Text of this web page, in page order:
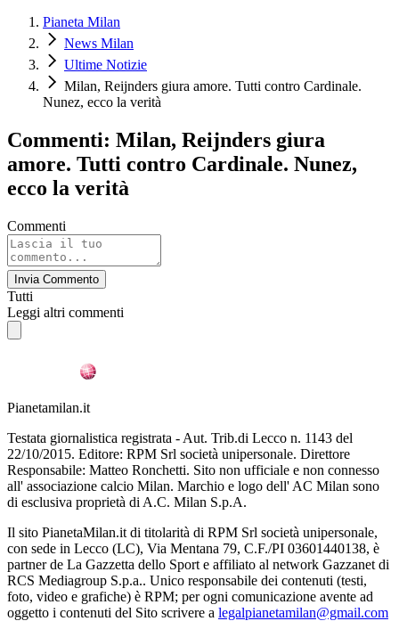
Pianeta Milan
News Milan
Ultime Notizie
Milan, Reijnders giura amore. Tutti contro Cardinale.
Nunez, ecco la verità
Commenti: Milan, Reijnders giura
amore. Tutti contro Cardinale. Nunez,
ecco la verità
Commenti
Invia Commento
Tutti
Leggi altri commenti
Pianetamilan.it
Testata giornalistica registrata - Aut. Trib.di Lecco n. 1143 del
22/10/2015. Editore: RPM Srl società unipersonale. Direttore
Responsabile: Matteo Ronchetti. Sito non ufficiale e non connesso
all' associazione calcio Milan. Marchio e logo dell' AC Milan sono
di esclusiva proprietà di A.C. Milan S.p.A.
Il sito PianetaMilan.it di titolarità di RPM Srl società unipersonale,
con sede in Lecco (LC), Via Mentana 79, C.F./PI 03601440138, è
partner de La Gazzetta dello Sport e affiliato al network Gazzanet di
RCS Mediagroup S.p.a.. Unico responsabile dei contenuti (testi,
foto, video e grafiche) è RPM; per ogni comunicazione avente ad
oggetto i contenuti del Sito scrivere a legalpianetamilan@gmail.com